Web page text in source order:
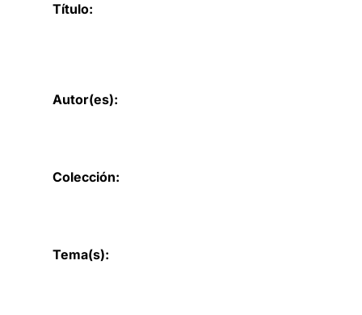
Título:
Autor(es):
Colección:
Tema(s):